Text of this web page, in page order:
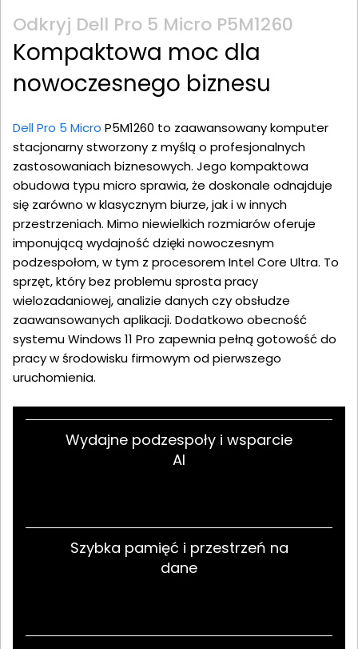
Odkryj Dell Pro 5 Micro P5M1260
Kompaktowa moc dla
nowoczesnego biznesu
Dell Pro 5 Micro P5M1260 to zaawansowany komputer
stacjonarny stworzony z myślą o profesjonalnych
zastosowaniach biznesowych. Jego kompaktowa
obudowa typu micro sprawia, że doskonale odnajduje
się zarówno w klasycznym biurze, jak i w innych
przestrzeniach. Mimo niewielkich rozmiarów oferuje
imponującą wydajność dzięki nowoczesnym
podzespołom, w tym z procesorem Intel Core Ultra. To
sprzęt, który bez problemu sprosta pracy
wielozadaniowej, analizie danych czy obsłudze
zaawansowanych aplikacji. Dodatkowo obecność
systemu Windows 11 Pro zapewnia pełną gotowość do
pracy w środowisku firmowym od pierwszego
uruchomienia.
Wydajne podzespoły i wsparcie
AI
Szybka pamięć i przestrzeń na
dane